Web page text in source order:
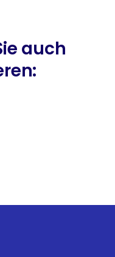
auch